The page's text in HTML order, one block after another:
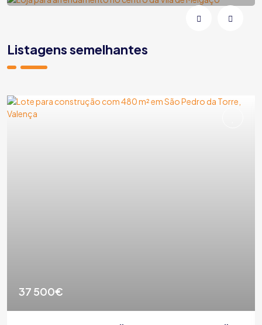
Listagens semelhantes
37 500€